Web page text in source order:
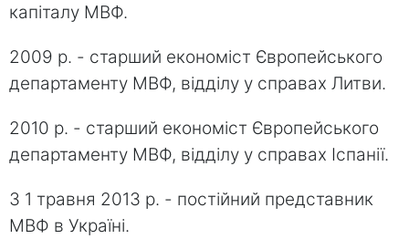
капіталу МВФ.
2009 р. - старший економіст Європейського
департаменту МВФ, відділу у справах Литви.
2010 р. - старший економіст Європейського
департаменту МВФ, відділу у справах Іспанії.
З 1 травня 2013 р. - постійний представник
МВФ в Україні.